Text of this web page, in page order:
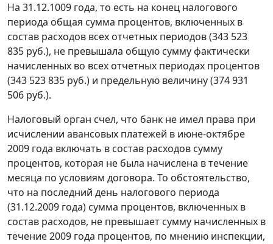
На 31.12.1009 года, то есть на конец налогового
периода общая сумма процентов, включенных в
состав расходов всех отчетных периодов (343 523
835 руб.), не превышала общую сумму фактически
начисленных во всех отчетных периодах процентов
(343 523 835 руб.) и предельную величину (374 931
506 руб.).
Налоговый орган счел, что банк не имел права при
исчислении авансовых платежей в июне-октябре
2009 года включать в состав расходов сумму
процентов, которая не была начислена в течение
месяца по условиям договора. То обстоятельство,
что на последний день налогового периода
(31.12.2009 года) сумма процентов, включенных в
состав расходов, не превышает сумму начисленных в
течение 2009 года процентов, по мнению инспекции,